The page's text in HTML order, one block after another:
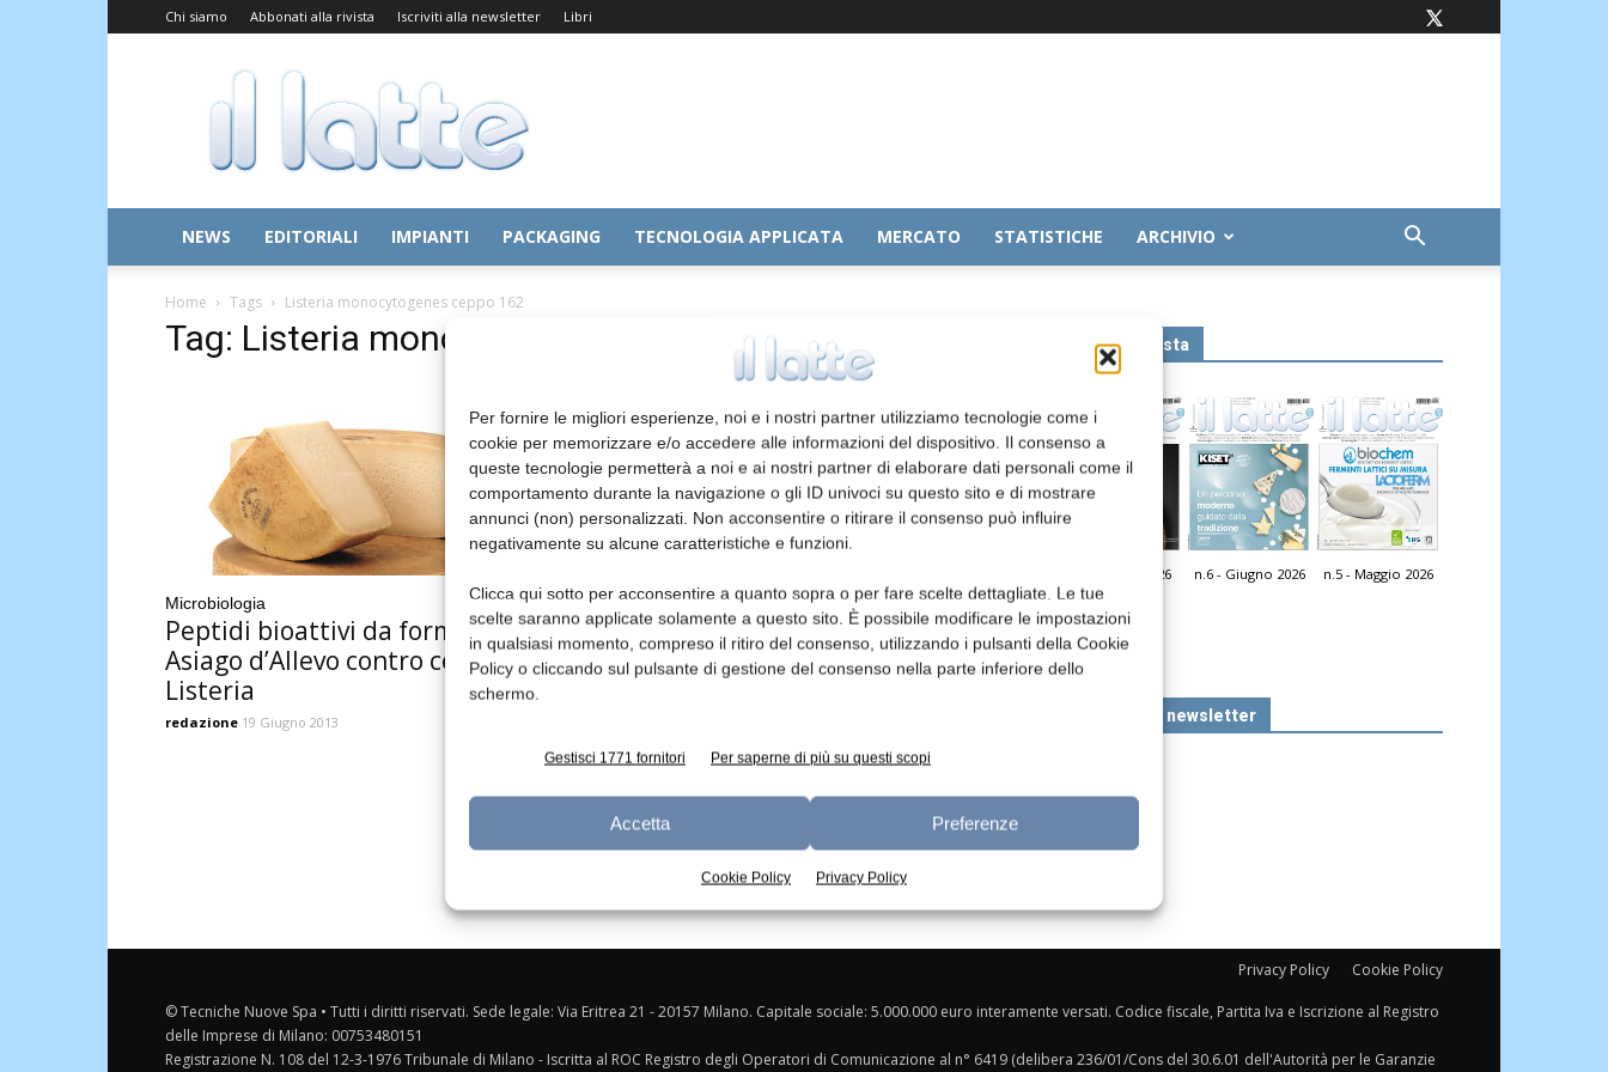
Per fornire le migliori esperienze, noi e i nostri partner utilizziamo tecnologie come i
cookie per memorizzare e/o accedere alle informazioni del dispositivo. Il consenso a
queste tecnologie permetterà a noi e ai nostri partner di elaborare dati personali come il
comportamento durante la navigazione o gli ID univoci su questo sito e di mostrare
annunci (non) personalizzati. Non acconsentire o ritirare il consenso può influire
negativamente su alcune caratteristiche e funzioni.
Clicca qui sotto per acconsentire a quanto sopra o per fare scelte dettagliate. Le tue
scelte saranno applicate solamente a questo sito. È possibile modificare le impostazioni
in qualsiasi momento, compreso il ritiro del consenso, utilizzando i pulsanti della Cookie
Policy o cliccando sul pulsante di gestione del consenso nella parte inferiore dello
schermo.
Gestisci 1771 fornitori Per saperne di più su questi scopi
Accetta Preferenze
Cookie Policy Privacy Policy
Chi siamo Abbonati alla rivista Iscriviti alla newsletter Libri
Il
Latte
NEWS EDITORIALI IMPIANTI PACKAGING TECNOLOGIA APPLICATA MERCATO STATISTICHE ARCHIVIO
Home Tags Listeria monocytogenes ceppo 162
Tag: Listeria monocytogenes ceppo 162
Microbiologia
Peptidi bioattivi da formaggio
Asiago d’Allevo contro ceppi di
Listeria
redazione 19 Giugno 2013
Leggi la rivista
n.7 - Luglio 2026 n.6 - Giugno 2026 n.5 - Maggio 2026
Edicola Web
Iscriviti alla newsletter
Privacy Policy Cookie Policy
© Tecniche Nuove Spa • Tutti i diritti riservati. Sede legale: Via Eritrea 21 - 20157 Milano. Capitale sociale: 5.000.000 euro interamente versati. Codice fiscale, Partita Iva e Iscrizione al Registro
delle Imprese di Milano: 00753480151
Registrazione N. 108 del 12-3-1976 Tribunale di Milano - Iscritta al ROC Registro degli Operatori di Comunicazione al n° 6419 (delibera 236/01/Cons del 30.6.01 dell'Autorità per le Garanzie